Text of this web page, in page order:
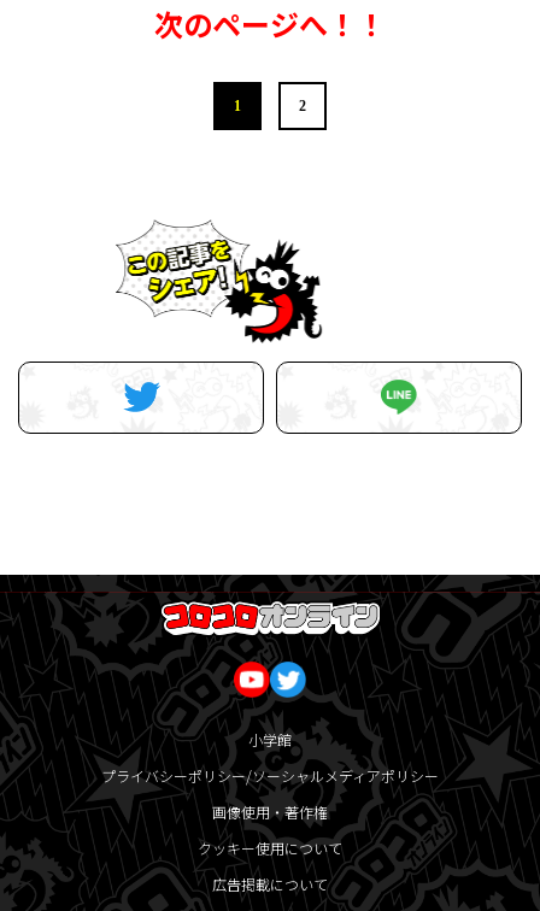
次のページへ！！
1 2
小学館
プライバシーポリシー/ソーシャルメディアポリシー
画像使用・著作権
クッキー使用について
広告掲載について